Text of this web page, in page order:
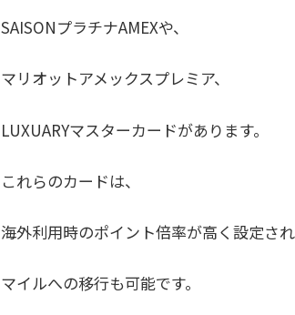
SAISONプラチナAMEXや、
マリオットアメックスプレミア、
LUXUARYマスターカードがあります。
これらのカードは、
海外利用時のポイント倍率が高く設定され
マイルへの移行も可能です。